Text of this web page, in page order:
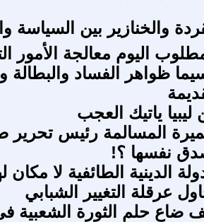
والخنازير بين السياسة
اليوم معالجة الأمور
ظواهر الفساد والبطالة
ليبيا ياتيك العجب
المسالمة رئيس تحرير
نفسها ؟!
الدينية الطائفية لا مكان
عرقلة التغيير الشبابي
ضاع حلم الثورة